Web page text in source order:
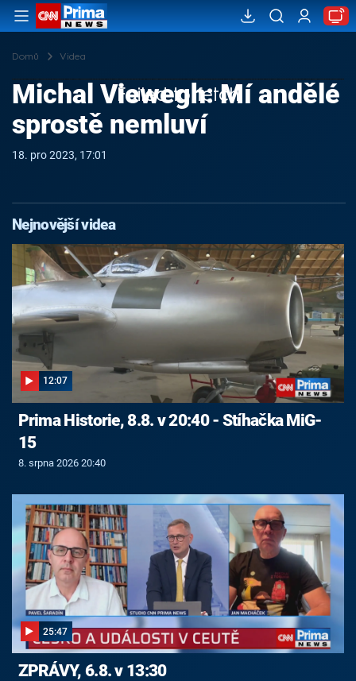
Domů Videa
Failed to fetch
Michal Viewegh: Mí andělé
sprostě nemluví
18. pro 2023, 17:01
Nejnovější videa
12:07
Prima Historie, 8.8. v 20:40 - Stíhačka MiG-
15
8. srpna 2026 20:40
25:47
ZPRÁVY, 6.8. v 13:30